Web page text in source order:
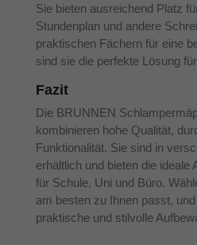
Sie bieten ausreichend Platz
Stundenplan und andere
praktischen Fächern für eine
sind sie die perfekte Lösung
Fazit
Die BRUNNEN
kombinieren hohe Qualität,
Funktionalität. Sie sind in
erhältlich und bieten die ideale
für Schule, Uni und Büro.
am besten zu Ihnen passt,
praktische und stilvolle